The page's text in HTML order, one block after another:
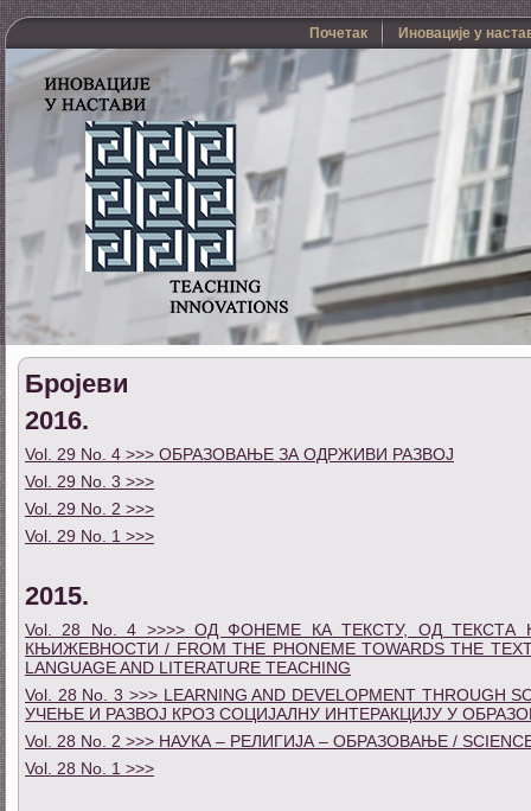
Почетак Иновације у
Бројеви
2016.
Vol. 29 No. 4 >>> ОБРАЗОВАЊЕ ЗА ОДРЖИВИ РАЗВОЈ
Vol. 29 No. 3 >>>
Vol. 29 No. 2 >>>
Vol. 29 No. 1 >>>
2015.
Vol. 28 No. 4 >>>> ОД ФОНЕМЕ КА ТЕКСТУ, ОД
КЊИЖЕВНОСТИ / FROM THE PHONEME TOWARDS THE
LANGUAGE AND LITERATURE TEACHING
Vol. 28 No. 3 >>> LEARNING AND DEVELOPMENT THROUGH
УЧЕЊЕ И РАЗВОЈ КРОЗ СОЦИЈАЛНУ ИНТЕРАКЦИЈУ У
Vol. 28 No. 2 >>> НАУКА – РЕЛИГИЈА – ОБРАЗОВАЊЕ /
Vol. 28 No. 1 >>>